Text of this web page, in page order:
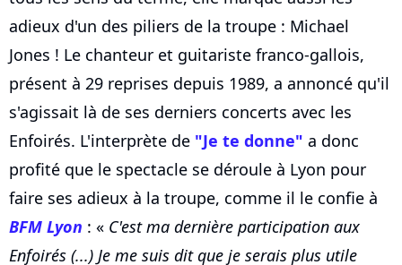
adieux d'un des piliers de la troupe : Michael
Jones ! Le chanteur et guitariste franco-gallois,
présent à 29 reprises depuis 1989, a annoncé qu'il
s'agissait là de ses derniers concerts avec les
Enfoirés. L'interprète de "Je te donne" a donc
profité que le spectacle se déroule à Lyon pour
faire ses adieux à la troupe, comme il le confie à
BFM Lyon : « C'est ma dernière participation aux
Enfoirés (...) Je me suis dit que je serais plus utile